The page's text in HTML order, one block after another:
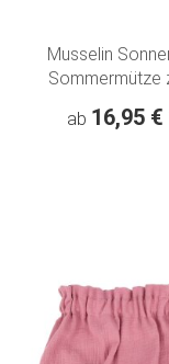
Musselin
Sommermütze
Elefanten"
ab 16,95 €